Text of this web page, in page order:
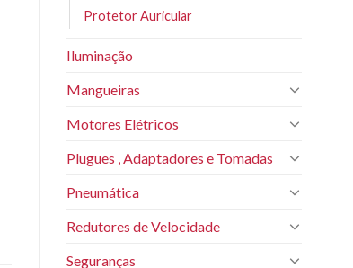
Protetor Auricular
Iluminação
Mangueiras
Motores Elétricos
Plugues , Adaptadores e Tomadas
Pneumática
Redutores de Velocidade
Seguranças